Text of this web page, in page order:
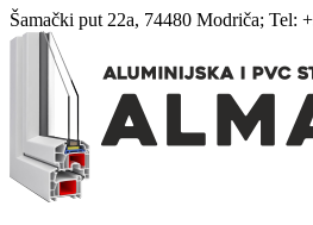
Šamački put 22a, 74480 Modriča; Tel: